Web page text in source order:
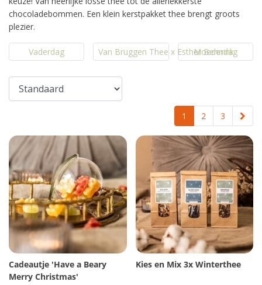
chocoladebommen. Een klein kerstpakket thee brengt groots
plezier.
Vaderdag Van Bruggen Thee x Esther Bennink
Moederdag
1 2 3
Cadeautje 'Have a Beary
Merry Christmas'
Kies en Mix 3x Winterthee